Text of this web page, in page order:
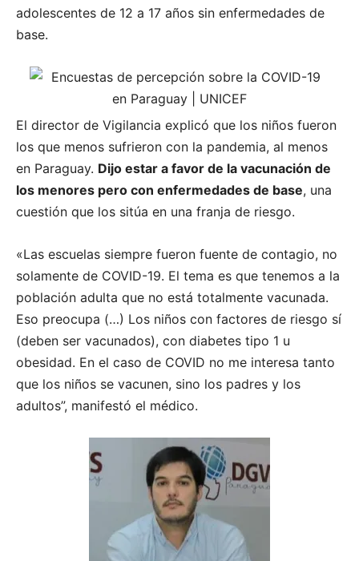
adolescentes de 12 a 17 años sin enfermedades de
base.
El director de Vigilancia explicó que los niños fueron
los que menos sufrieron con la pandemia, al menos
en Paraguay. Dijo estar a favor de la vacunación de
los menores pero con enfermedades de base, una
cuestión que los sitúa en una franja de riesgo.
«Las escuelas siempre fueron fuente de contagio, no
solamente de COVID-19. El tema es que tenemos a la
población adulta que no está totalmente vacunada.
Eso preocupa (…) Los niños con factores de riesgo sí
(deben ser vacunados), con diabetes tipo 1 u
obesidad. En el caso de COVID no me interesa tanto
que los niños se vacunen, sino los padres y los
adultos”, manifestó el médico.